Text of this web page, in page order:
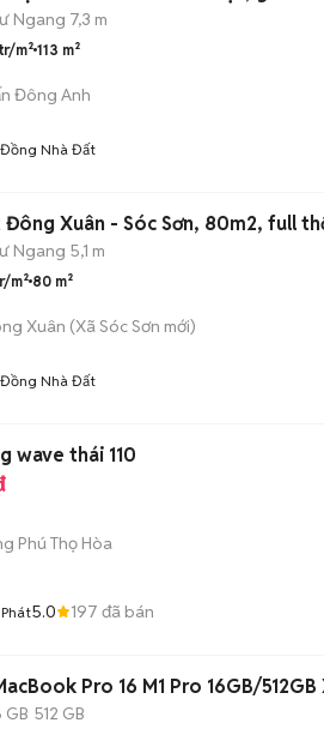
Ngang 7,3 m
m² 113 m²
Đông Anh
Nhà Đất
Đông Xuân - Sóc Sơn, 80m2, full
Ngang 5,1 m
m² 80 m²
Xuân (Xã Sóc Sơn mới)
Nhà Đất
wave thái 110
Phú Thọ Hòa
5.0 197 đã bán
Pro 16 M1 Pro 16GB/512GB
GB 512 GB